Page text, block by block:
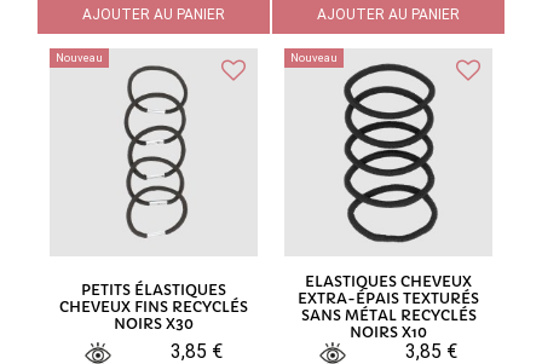
AJOUTER AU PANIER AJOUTER AU PANIER
Nouveau
PETITS ÉLASTIQUES
CHEVEUX FINS RECYCLÉS
NOIRS X30
3,85 €
Nouveau
ELASTIQUES CHEVEUX
EXTRA-ÉPAIS TEXTURÉS
SANS MÉTAL RECYCLÉS
NOIRS X10
3,85 €